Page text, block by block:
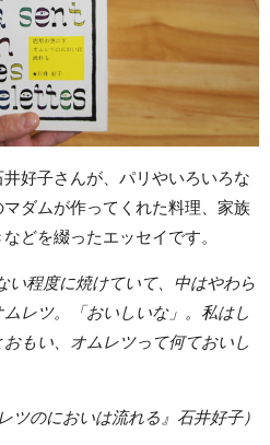
好子さんが、パリやいろいろな
ダムが作ってくれた料理、家族
どを綴ったエッセイです。
い程度に焼けていて、中はやわら
レツ。「おいしいな」。私はし
もい、オムレツって何ておいし
ツのにおいは流れる』石井好子）